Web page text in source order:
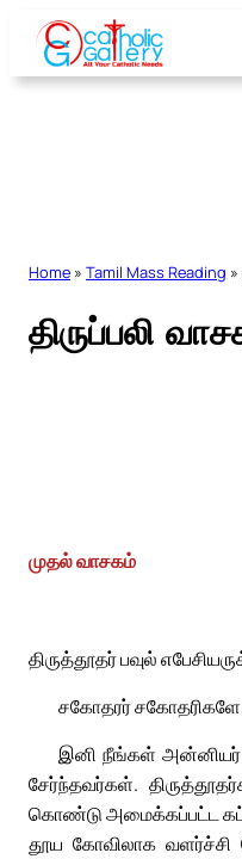
Skip
content
Home » Tamil Mass Reading »
திருப்பலி
முதல் வாசகம்
திருத்தூதர் பவுல்
சகோதரர்
இனி நீங்கள் அன்னியர்
சேர்ந்தவர்கள்.
கொண்டு அமைக்கப்பட்ட
தூய கோவிலாக வளர்ச்சி